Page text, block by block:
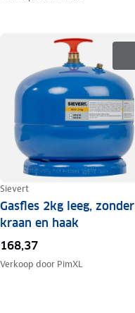
Sievert
Gasfles 2kg leeg, zonder
kraan en haak
168,37
Verkoop door PimXL